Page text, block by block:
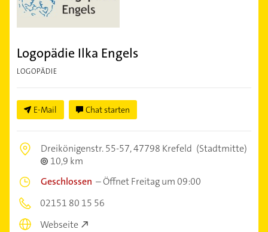
Logopädie Ilka Engels
LOGOPÄDIE
E-Mail Chat starten
Dreikönigenstr. 55-57,47798 Krefeld (Stadtmitte)
10,9 km
Geschlossen –Öffnet Freitag um 09:00
02151 80 15 56
Webseite